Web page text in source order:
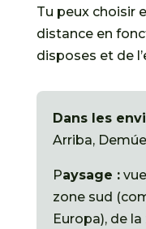
Tu peux choisir
distance en
disposes et de
Dans les
Arriba,
Paysage :
zone sud
Europa), de